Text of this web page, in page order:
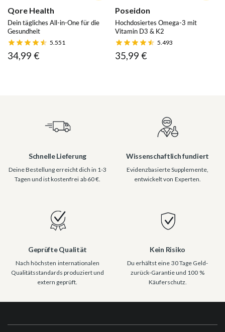
Qore Health
Dein tägliches All-in-One für die
Gesundheit
5.551
34,99 €
Poseidon
Hochdosiertes Omega-3 mit
Vitamin D3 & K2
5.493
35,99 €
Schnelle Lieferung
Deine Bestellung erreicht dich in 1-3
Tagen und ist kostenfrei ab 60 €.
Wissenschaftlich fundiert
Evidenzbasierte Supplemente,
entwickelt von Experten.
Geprüfte Qualität
Nach höchsten internationalen
Qualitätsstandards produziert und
extern geprüft.
Kein Risiko
Du erhältst eine 30 Tage Geld-
zurück-Garantie und 100 %
Käuferschutz.